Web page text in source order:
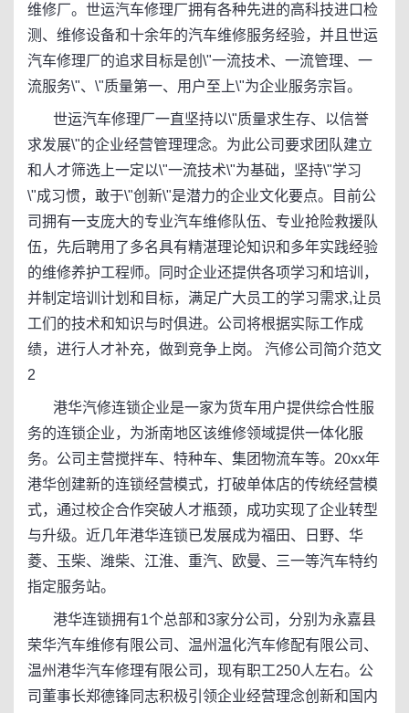
维修厂。世运汽车修理厂拥有各种先进的高科技进口检
测、维修设备和十余年的汽车维修服务经验，并且世运
汽车修理厂的追求目标是创\"一流技术、一流管理、一
流服务\"、\"质量第一、用户至上\"为企业服务宗旨。
世运汽车修理厂一直坚持以\"质量求生存、以信誉
求发展\"的企业经营管理理念。为此公司要求团队建立
和人才筛选上一定以\"一流技术\"为基础，坚持\"学习
\"成习惯，敢于\"创新\"是潜力的企业文化要点。目前公
司拥有一支庞大的专业汽车维修队伍、专业抢险救援队
伍，先后聘用了多名具有精湛理论知识和多年实践经验
的维修养护工程师。同时企业还提供各项学习和培训，
并制定培训计划和目标，满足广大员工的学习需求,让员
工们的技术和知识与时俱进。公司将根据实际工作成
绩，进行人才补充，做到竞争上岗。 汽修公司简介范文
2
港华汽修连锁企业是一家为货车用户提供综合性服
务的连锁企业，为浙南地区该维修领域提供一体化服
务。公司主营搅拌车、特种车、集团物流车等。20xx年
港华创建新的连锁经营模式，打破单体店的传统经营模
式，通过校企合作突破人才瓶颈，成功实现了企业转型
与升级。近几年港华连锁已发展成为福田、日野、华
菱、玉柴、潍柴、江淮、重汽、欧曼、三一等汽车特约
指定服务站。
港华连锁拥有1个总部和3家分公司，分别为永嘉县
荣华汽车维修有限公司、温州温化汽车修配有限公司、
温州港华汽车修理有限公司，现有职工250人左右。公
司董事长郑德锋同志积极引领企业经营理念创新和国内